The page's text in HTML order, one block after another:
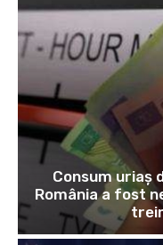
Consum uriaș
România a fost